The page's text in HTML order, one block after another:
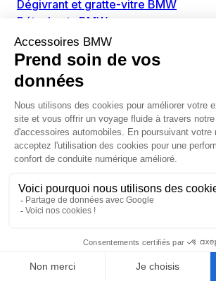
Dégivrant et gratte-vitre BMW
Détachants BMW
Disolvants BMW
Lubrifiants BMW
Nettoyant intérieur BMW
Nettoyant extérieur BMW
Pièces détachées BMW
Alimentation Carburant BMW
Boitier papillon BMW
Faisceau de câble pour réservoir
Injecteur BMW
Pompe à carburant BMW
Allumage / Préchauffage BMW